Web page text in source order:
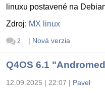
linuxu postavené na
Zdroj: MX linux
2 | Nová verzia
Q4OS 6.1
12.09.2025 | 22:07 | Pavel